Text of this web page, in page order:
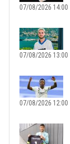
07/08/2026 14:00
07/08/2026 13:00
07/08/2026 12:00